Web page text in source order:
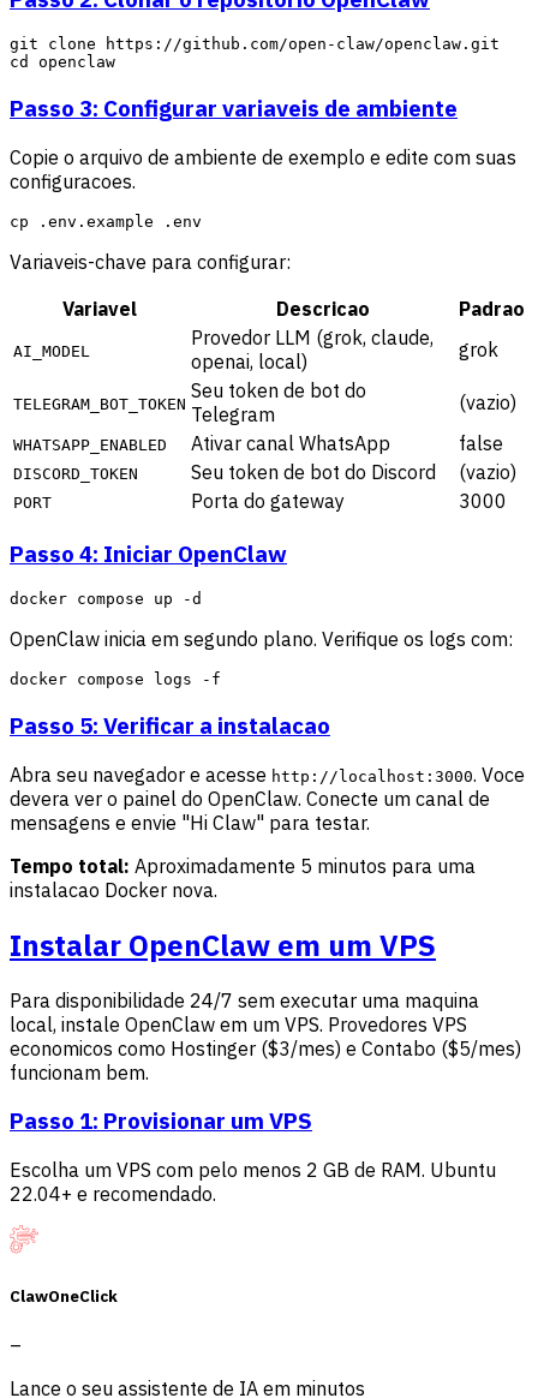
git clone https://github.com/open-claw/openclaw.git
Passo 3: Configurar variaveis de ambiente
Copie o arquivo de ambiente de exemplo e edite com suas
configuracoes.
Variaveis-chave para configurar:
Variavel
Descricao Padrao
AI_MODEL
Provedor LLM (grok, claude,
openai, local)
grok
TELEGRAM_BOT_TOKEN
Seu token de bot do
Telegram
(vazio)
WHATSAPP_ENABLED Ativar canal WhatsApp false
DISCORD_TOKEN Seu token de bot do Discord (vazio)
PORT Porta do gateway 3000
Passo 4: Iniciar OpenClaw
OpenClaw inicia em segundo plano. Verifique os logs com:
Passo 5: Verificar a instalacao
Abra seu navegador e acesse http://localhost:3000. Voce
devera ver o painel do OpenClaw. Conecte um canal de
mensagens e envie "Hi Claw" para testar.
Tempo total: Aproximadamente 5 minutos para uma
instalacao Docker nova.
Instalar OpenClaw em um VPS
Para disponibilidade 24/7 sem executar uma maquina
local, instale OpenClaw em um VPS. Provedores VPS
economicos como Hostinger ($3/mes) e Contabo ($5/mes)
funcionam bem.
Passo 1: Provisionar um VPS
Escolha um VPS com pelo menos 2 GB de RAM. Ubuntu
22.04+ e recomendado.
ClawOneClick
–
Lance o seu assistente de IA em minutos